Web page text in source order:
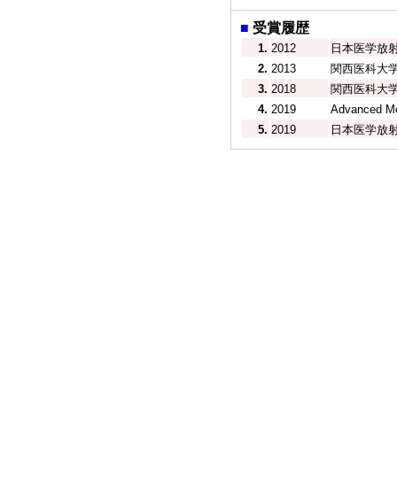
■ 受賞履歴
1. 2012
日本医学放
2. 2013
関西医科大
3. 2018
関西医科大
4. 2019
Advanced
5. 2019 日本医学放